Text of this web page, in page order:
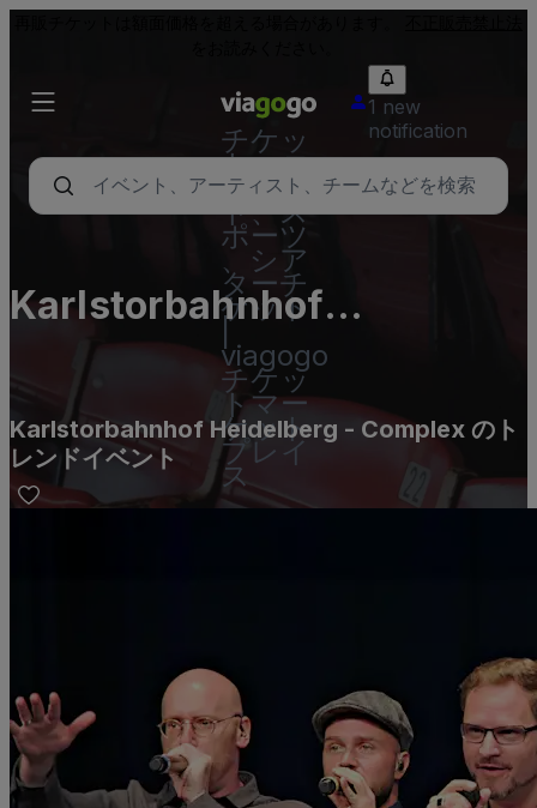
チケッ
ト - コ
ンサー
ト、ス
ポーツ
、シア
ターチ
ケット
|
viagogo
チケッ
トマー
ケット
プレイ
ス
1 new
notification
Karlstorbahnhof
Heidelberg - Complex
Karlstorbahnhof Heidelberg - Complex のト
レンドイベント